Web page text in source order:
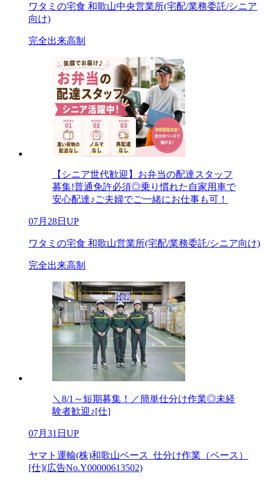
ワタミの宅食 和歌山中央営業所(宅配/業務委託/シニア
向け)
完全出来高制
【シニア世代歓迎】お弁当の配達スタッフ
募集!普通免許必須◎乗り慣れた自家用車で
安心配達♪ご夫婦でご一緒にお仕事も可！
07月28日UP
ワタミの宅食 和歌山営業所(宅配/業務委託/シニア向け)
完全出来高制
＼8/1～短期募集！／簡単仕分け作業◎未経
験者歓迎♪[仕]
07月31日UP
ヤマト運輸(株)和歌山ベース_仕分け作業（ベース）
[仕](広告No.Y00000613502)